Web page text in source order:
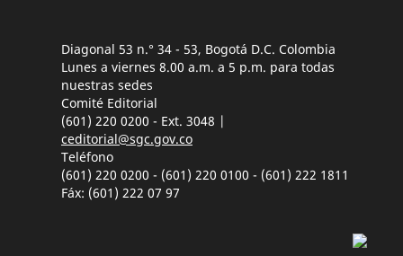
Diagonal 53 n.° 34 - 53, Bogotá D.C. Colombia
Lunes a viernes 8.00 a.m. a 5 p.m. para todas
nuestras sedes
Comité Editorial
(601) 220 0200 - Ext. 3048 |
ceditorial@sgc.gov.co
Teléfono
(601) 220 0200 - (601) 220 0100 - (601) 222 1811
Fáx: (601) 222 07 97